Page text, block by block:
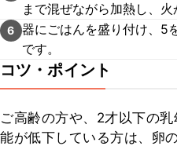
まで混ぜながら加熱し、火
6 器にごはんを盛り付け、5
です。
コツ・ポイント
ご高齢の方や、2才以下の
能が低下している方は、卵